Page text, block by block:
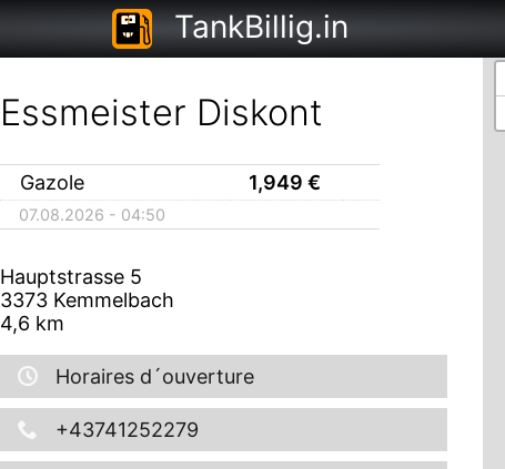
TankBillig.in
Essmeister Diskont
Gazole 1,949 €
07.08.2026 - 04:50
Hauptstrasse 5
3373 Kemmelbach
4,6 km
Horaires d´ouverture
+43741252279